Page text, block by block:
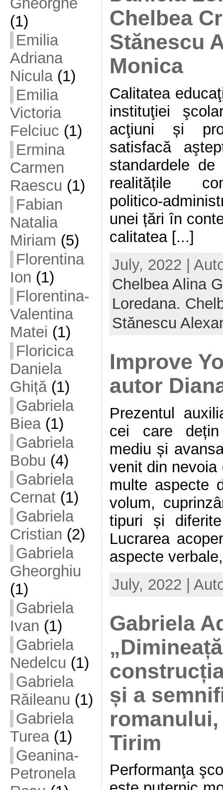
(1)
Emilia
Adriana
Nicula(1)
Emilia
Victoria
Felciuc (1)
Ermina
Carmen
Raescu (1)
Fabian
Natalia
Miriam (5)
Florentina
Ion (1)
Florentina-
Valentina
Matei (1)
Floricica
Daniela
Ghiță(1)
Gabriela
Biea(1)
Gabriela
Bobu (4)
Gabriela
Cernat(1)
Gabriela
Cristian (2)
Gabriela
Gheorghiu
(1)
Gabriela
Ivan (1)
Gabriela
Nedelcu (1)
Gabriela
Răileanu (1)
Gabriela
Turea(1)
Geanina-
Petronela
Chelbea
Stănescu
Monica
Calitatea
instituţiei
acţiuni și
satisfacă
standardele
realitățile
politico-
unei țări în
calitatea [...]
July, 2022 |
Chelbea Alina
Loredana.
Stănescu
Improve
autor
Prezentul
cei care
mediu și
venit din
multe aspecte
volum,
tipuri și
Lucrarea
aspecte
July, 2022 |
Gabriela
și a
Tirim
Performanţa